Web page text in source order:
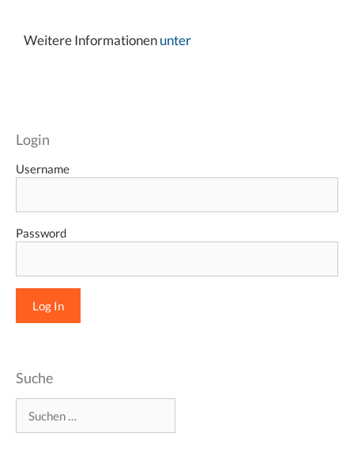
Weitere Informationenunter
Login
Username
Password
Suche
nach: